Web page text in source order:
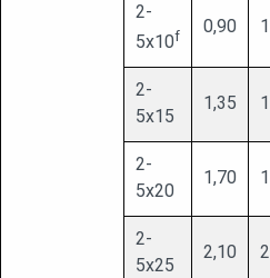
2-
5х10f 0,90 1
2-
5х15
1,35 1
2-
5х20
1,70 1
2-
5х25
2,10 2